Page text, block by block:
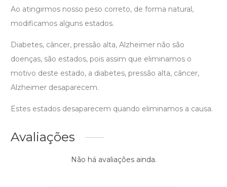
Ao atingirmos nosso peso correto, de forma natural,
modificamos alguns estados.
Diabetes, câncer, pressão alta, Alzheimer não são
doenças, são estados, pois assim que eliminamos o
motivo deste estado, a diabetes, pressão alta, câncer,
Alzheimer desaparecem.
Estes estados desaparecem quando eliminamos a causa.
Avaliações
Não há avaliações ainda.